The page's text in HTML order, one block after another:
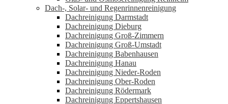
Dach-, Solar- und Regenrinnenreinigung
Dachreinigung Darmstadt
Dachreinigung Dieburg
Dachreinigung Groß-Zimmern
Dachreinigung Groß-Umstadt
Dachreinigung Babenhausen
Dachreinigung Hanau
Dachreinigung Nieder-Roden
Dachreinigung Ober-Roden
Dachreinigung Rödermark
Dachreinigung Eppertshausen